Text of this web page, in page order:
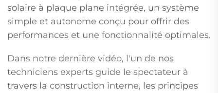
solaire à plaque plane intégrée, un système
simple et autonome conçu pour offrir des
performances et une fonctionnalité optimales.
Dans notre dernière vidéo, l'un de nos
techniciens experts guide le spectateur à
travers la construction interne, les principes